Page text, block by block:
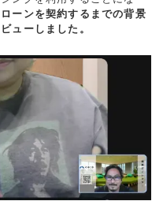
ーンを契約するまでの背景
ューしました。